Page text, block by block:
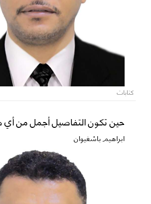
كتابات
حين تكون التفاصيل أجمل من
ابراهيم باشغيوان